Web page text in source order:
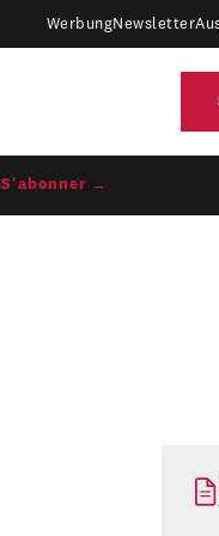
WerbungNewsletter
S'abonner →